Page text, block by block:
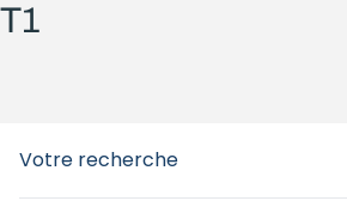
T1
Votre recherche